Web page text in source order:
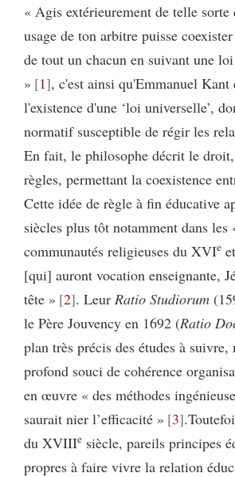
« Agis extérieurement de telle
usage de ton arbitre puisse
de tout un chacun en suivant une
» 1 , c'est ainsi qu'Emmanuel Kant
l'existence d'une ‘loi universelle’,
normatif susceptible de régir les
En fait, le philosophe décrit le
règles, permettant la coexistence
Cette idée de règle à fin éducative
siècles plus tôt notamment dans les
communautés religieuses du XVIe
[qui] auront vocation enseignante,
tête » 2 . Leur Ratio Studiorum
le Père Jouvency en 1692 (Ratio
plan très précis des études à suivre,
profond souci de cohérence
en œuvre « des méthodes
saurait nier l’efficacité » 3
du XVIIIe siècle, pareils principes
propres à faire vivre la relation